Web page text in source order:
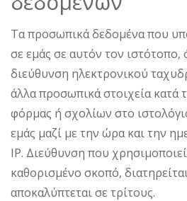
Τα προσωπικά δεδομένα που
σε εμάς σε αυτόν τον
διεύθυνση ηλεκτρονικού
άλλα προσωπικά στοιχεία κατά
φόρμας ή σχολίων στο
εμάς μαζί με την ώρα και την
IP. Διεύθυνση που
καθορισμένο σκοπό,
αποκαλύπτεται σε τρίτους.